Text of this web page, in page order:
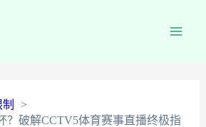
？破解CCTV5体育赛事直播终极指